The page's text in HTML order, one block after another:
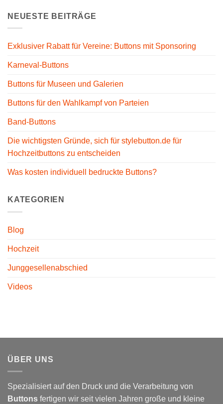
NEUESTE BEITRÄGE
Exklusiver Rabatt für Vereine: Buttons mit Sponsoring
Karneval-Buttons
Buttons für Museen und Galerien
Buttons für den Wahlkampf von Parteien
Band-Buttons
Die wichtigsten Gründe, sich für stylebutton.de für
Hochzeitbuttons zu entscheiden
Was kosten individuell bedruckte Buttons?
KATEGORIEN
Blog
Hochzeit
Junggesellenabschied
Videos
ÜBER UNS
Spezialisiert auf den Druck und die Verarbeitung von
Buttons fertigen wir seit vielen Jahren große und kleine